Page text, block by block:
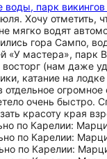
парк
Хочу отметить,
мягко водят
гора Сампо,
«У мастера», парк
(нам даже
катание на
отдельное
очень быстро.
красоту края